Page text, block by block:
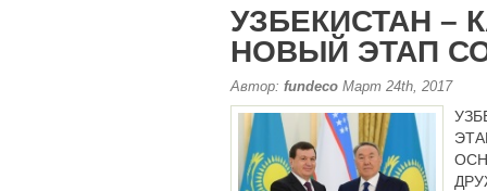
УЗБЕКИСТАН –
НОВЫЙ ЭТАП
Автор: fundeco Март 24th, 2017